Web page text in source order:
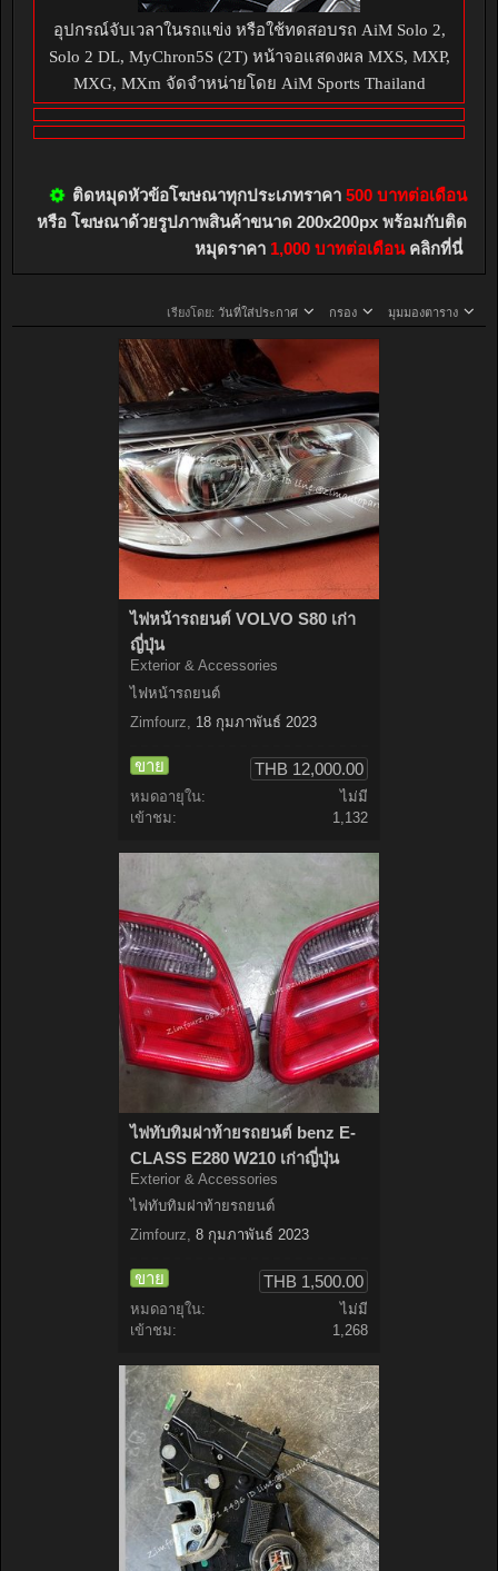
อุปกรณ์จับเวลาในรถแข่ง หรือใช้ทดสอบรถ AiM Solo 2,
Solo 2 DL, MyChron5S (2T) หน้าจอแสดงผล MXS, MXP,
MXG, MXm จัดจำหน่ายโดย AiM Sports Thailand
ติดหมุดหัวข้อโฆษณาทุกประเภทราคา 500 บาทต่อเดือน
หรือ โฆษณาด้วยรูปภาพสินค้าขนาด 200x200px พร้อมกับติด
หมุดราคา 1,000 บาทต่อเดือนคลิกที่นี่
เรียงโดย: วันที่ใส่ประกาศ กรอง มุมมองตาราง
ไฟหน้ารถยนต์ VOLVO S80 เก่า
ญี่ปุ่น
Exterior & Accessories
ไฟหน้ารถยนต์
Zimfourz
18 กุมภาพันธ์ 2023
ขาย THB 12,000.00
หมดอายุใน:
ไม่มี
เข้าชม:
1,132
ไฟทับทิมฝาท้ายรถยนต์ benz E-
CLASS E280 W210 เก่าญี่ปุ่น
Exterior & Accessories
ไฟทับทิมฝาท้ายรถยนต์
Zimfourz, 8 กุมภาพันธ์ 2023
ขาย THB 1,500.00
หมดอายุใน:
ไม่มี
เข้าชม:
1,268